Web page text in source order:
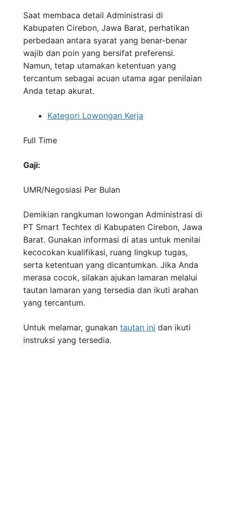
Saat membaca detail Administrasi di
Kabupaten Cirebon, Jawa Barat, perhatikan
perbedaan antara syarat yang benar-benar
wajib dan poin yang bersifat preferensi.
Namun, tetap utamakan ketentuan yang
tercantum sebagai acuan utama agar penilaian
Anda tetap akurat.
Kategori Lowongan Kerja
Full Time
Gaji:
UMR/Negosiasi Per Bulan
Demikian rangkuman lowongan Administrasi di
PT Smart Techtex di Kabupaten Cirebon, Jawa
Barat. Gunakan informasi di atas untuk menilai
kecocokan kualifikasi, ruang lingkup tugas,
serta ketentuan yang dicantumkan. Jika Anda
merasa cocok, silakan ajukan lamaran melalui
tautan lamaran yang tersedia dan ikuti arahan
yang tercantum.
Untuk melamar, gunakan tautan ini dan ikuti
instruksi yang tersedia.